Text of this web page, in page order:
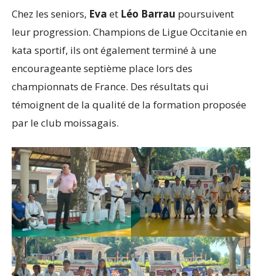
Chez les seniors, Eva et Léo Barrau poursuivent
leur progression. Champions de Ligue Occitanie en
kata sportif, ils ont également terminé à une
encourageante septième place lors des
championnats de France. Des résultats qui
témoignent de la qualité de la formation proposée
par le club moissagais.